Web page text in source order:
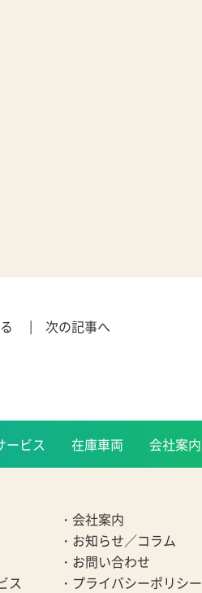
| 次の記事へ
ービス 在庫車両 会社案内
ス
・会社案内
・お知らせ／コラム
・お問い合わせ
・プライバシーポリシー